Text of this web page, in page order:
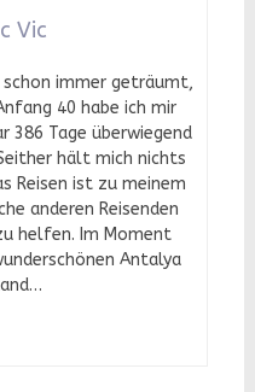
Vic
schon immer geträumt,
40 habe ich mir
386 Tage überwiegend
hält mich nichts
Reisen ist zu meinem
anderen Reisenden
helfen. Im Moment
Antalya